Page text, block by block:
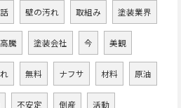
壁の汚れ 取組み 塗装業界
騰 塗装会社 今 美観
無料 ナフサ 材料 原油
不安定 倒産 活動